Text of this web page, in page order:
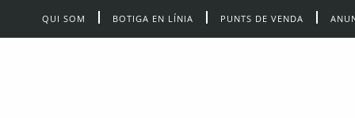
QUI SOM BOTIGA EN LÍNIA PUNTS DE VENDA